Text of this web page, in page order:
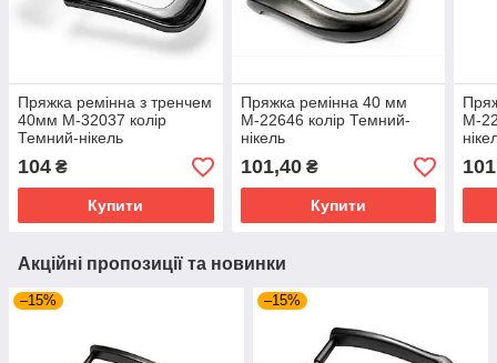
Пряжка ремінна з тренчем
40мм М-32037 колір
Темний-нікель
104 ₴
Купити
Пряжка ремінна 40 мм
М-22646 колір Темний-
нікель
101,40₴
Купити
М-
Акційні пропозиції та новинки
–15% –15%